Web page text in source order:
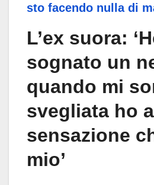
sto facendo nulla di
L’ex suora:
sognato un
quando mi
svegliata ho
sensazione
mio’